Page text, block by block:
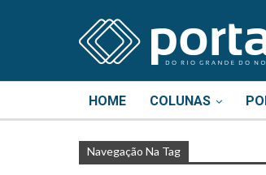
HOME COLUNAS
Navegação Na Tag